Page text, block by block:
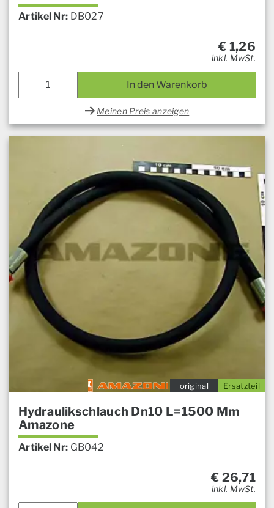
Artikel Nr: DB027
€ 1,26
inkl. MwSt.
In den Warenkorb
Meinen Preis anzeigen
Ersatzteil
original
Hydraulikschlauch Dn10 L=1500 Mm
Amazone
Artikel Nr: GB042
€ 26,71
inkl. MwSt.